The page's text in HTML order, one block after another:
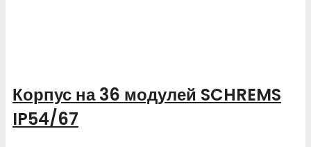
Корпус на 36 модулей SCHREMS
IP54/67